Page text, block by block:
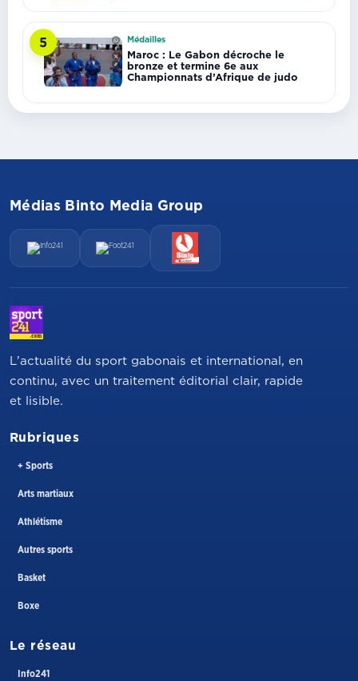
5 Médailles
Maroc : Le Gabon décroche le
bronze et termine 6e aux
Championnats d’Afrique de judo
Médias Binto Media Group
L'actualité du sport gabonais et international, en
continu, avec un traitement éditorial clair, rapide
et lisible.
Rubriques
+ Sports
Arts martiaux
Athlétisme
Autres sports
Basket
Boxe
Le réseau
Info241